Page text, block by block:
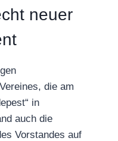
neuer
die am
in
auch die
Vorstandes auf